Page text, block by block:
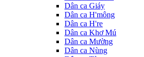
Dân ca Giáy
Dân ca H'mông
Dân ca H're
Dân ca Khơ Mú
Dân ca Mường
Dân ca Nùng